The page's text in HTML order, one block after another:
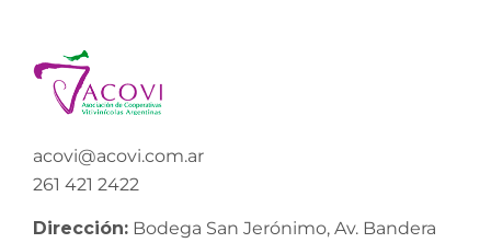
acovi@acovi.com.ar
261 421 2422
Dirección: Bodega San Jerónimo, Av. Bandera